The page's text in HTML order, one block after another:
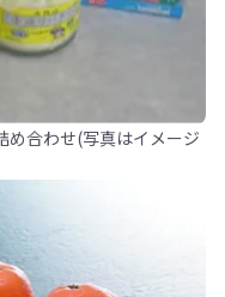
め合わせ(写真はイメージ